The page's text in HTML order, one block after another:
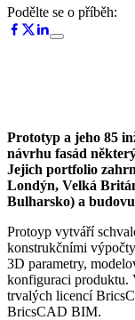
Podělte se o příběh:
Prototyp a jeho 85
návrhu fasád
Jejich portfolio
Londýn, Velká
Bulharsko) a
Protoyp vytváří
konstrukčními
3D parametry,
konfiguraci produktu.
trvalých licencí
BricsCAD BIM.